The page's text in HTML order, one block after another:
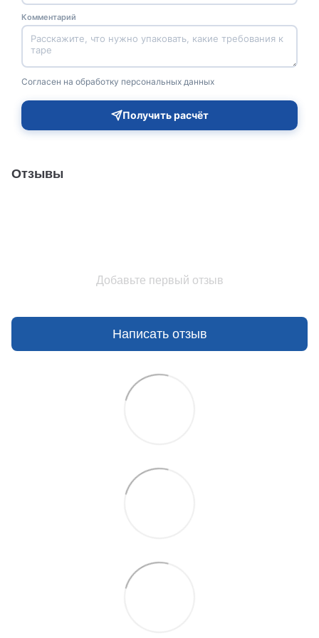
Комментарий
Согласен на обработку персональных данных
Получить расчёт
Отзывы
Добавьте первый отзыв
Написать отзыв